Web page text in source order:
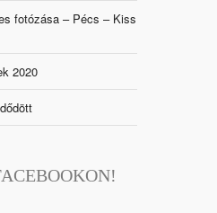
fotózása – Pécs – Kiss
2020